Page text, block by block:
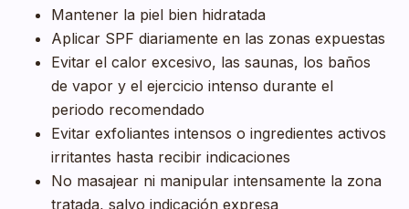
Mantener la piel bien hidratada
Aplicar SPF diariamente en las zonas expuestas
Evitar el calor excesivo, las saunas, los baños
de vapor y el ejercicio intenso durante el
periodo recomendado
Evitar exfoliantes intensos o ingredientes activos
irritantes hasta recibir indicaciones
No masajear ni manipular intensamente la zona
tratada, salvo indicación expresa